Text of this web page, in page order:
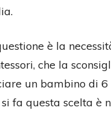
è la
che la
un bambino di 6
fa questa scelta è